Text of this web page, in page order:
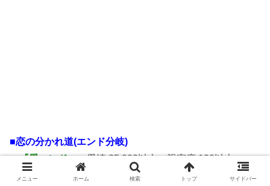
■恋の分かれ道(エンド分岐)
・『愛エンド』…愛情 35,000以上、親密度 100以上
・『志エンド』…愛情 35,000以上
メニュー ホーム 検索 トップ サイドバー